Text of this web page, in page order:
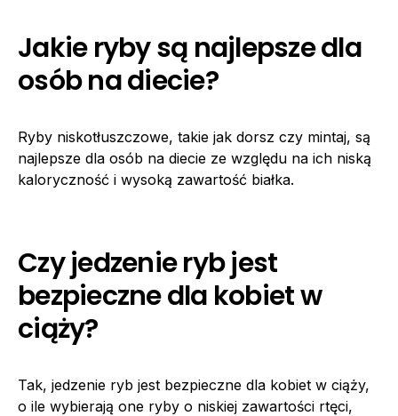
Jakie ryby są najlepsze dla
osób na diecie?
Ryby niskotłuszczowe, takie jak dorsz czy mintaj, są
najlepsze dla osób na diecie ze względu na ich niską
kaloryczność i wysoką zawartość białka.
Czy jedzenie ryb jest
bezpieczne dla kobiet w
ciąży?
Tak, jedzenie ryb jest bezpieczne dla kobiet w ciąży,
o ile wybierają one ryby o niskiej zawartości rtęci,